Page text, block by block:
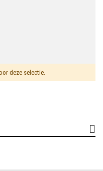
deze selectie.